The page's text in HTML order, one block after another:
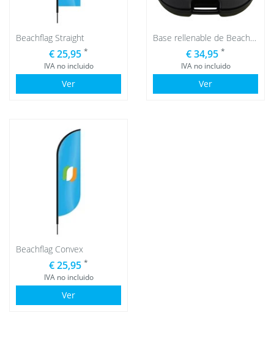
Beachflag Straight
€ 25,95 *
IVA no incluido
Ver
Base rellenable de Beachflag
€ 34,95 *
IVA no incluido
Ver
Beachflag Convex
€ 25,95 *
IVA no incluido
Ver